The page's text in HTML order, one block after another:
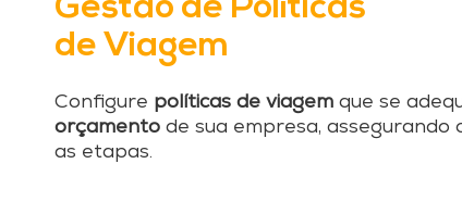
Gestão de Políticas
de Viagem
Configure políticas de viagem que se
orçamento de sua empresa, assegurando
as etapas.